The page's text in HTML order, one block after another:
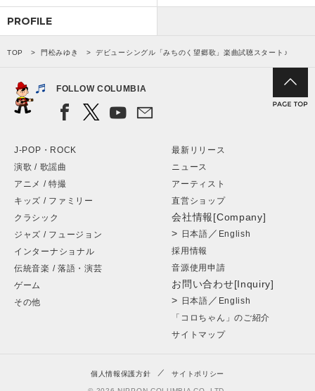
PROFILE
TOP 門松みゆき デビューシングル「みちのく望郷歌」楽曲試聴スタート♪
FOLLOW COLUMBIA
J-POP・ROCK
演歌 / 歌謡曲
アニメ / 特撮
キッズ / ファミリー
クラシック
ジャズ / フュージョン
インターナショナル
伝統音楽 / 落語・演芸
ゲーム
その他
最新リリース
ニュース
アーティスト
直営ショップ
会社情報[Company]
> 日本語 ／ English
採用情報
音源使用申請
お問い合わせ[Inquiry]
> 日本語 ／ English
「コロちゃん」のご紹介
サイトマップ
個人情報保護方針 サイトポリシー